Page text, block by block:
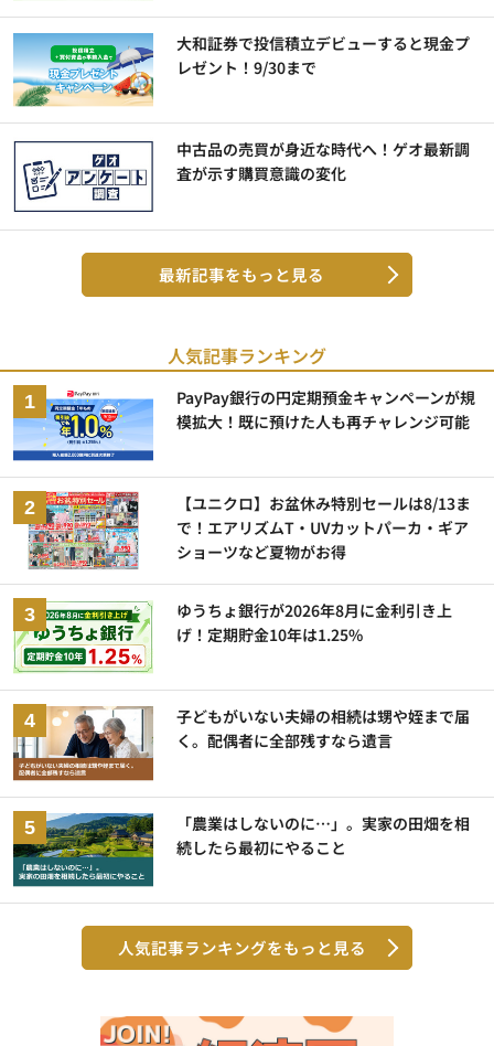
大和証券で投信積立デビューすると現金プ
レゼント！9/30まで
中古品の売買が身近な時代へ！ゲオ最新調
査が示す購買意識の変化
最新記事をもっと見る
人気記事ランキング
PayPay銀行の円定期預金キャンペーンが規
模拡大！既に預けた人も再チャレンジ可能
【ユニクロ】お盆休み特別セールは8/13ま
で！エアリズムT・UVカットパーカ・ギア
ショーツなど夏物がお得
ゆうちょ銀行が2026年8月に金利引き上
げ！定期貯金10年は1.25%
子どもがいない夫婦の相続は甥や姪まで届
く。配偶者に全部残すなら遺言
「農業はしないのに…」。実家の田畑を相
続したら最初にやること
人気記事ランキングをもっと見る